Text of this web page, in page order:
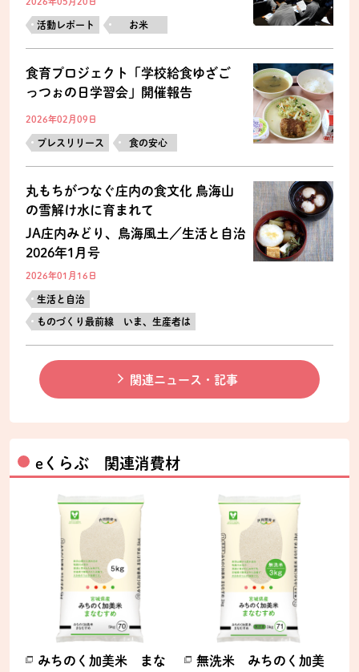
活動レポート お米
食育プロジェクト「学校給食ゆざご
っつぉの日学習会」開催報告
2026年02月09日
プレスリリース 食の安心
丸もちがつなぐ庄内の食文化 鳥海山
の雪解け水に育まれて
JA庄内みどり、鳥海風土／生活と自治
2026年1月号
2026年01月16日
生活と自治
ものづくり最前線 いま、生産者は
関連ニュース・記事
eくらぶ 関連消費材
みちのく加美米 まな
無洗米 みちのく加美